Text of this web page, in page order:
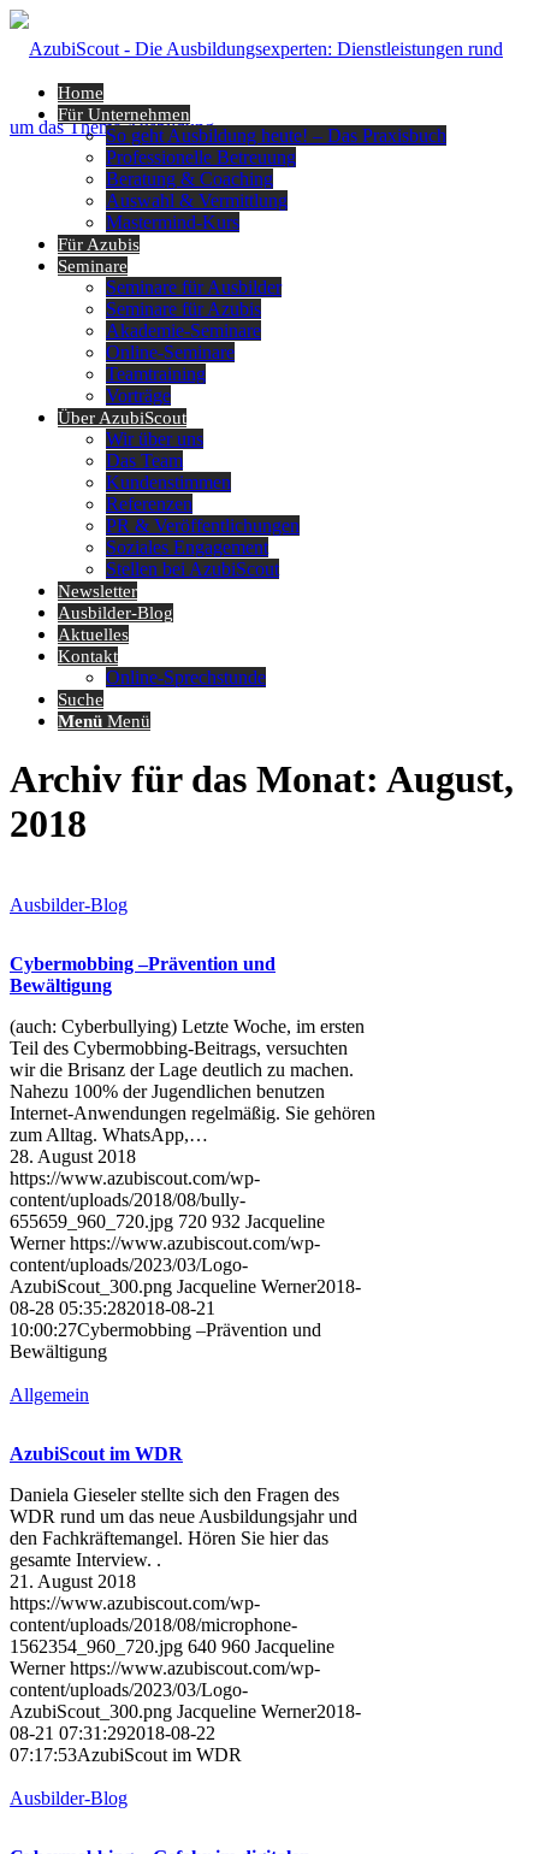
Home
Für Unternehmen
So geht Ausbildung heute! – Das Praxisbuch
Professionelle Betreuung
Beratung & Coaching
Auswahl & Vermittlung
Mastermind-Kurs
Für Azubis
Seminare
Seminare für Ausbilder
Seminare für Azubis
Akademie-Seminare
Online-Seminare
Teamtraining
Vorträge
Über AzubiScout
Wir über uns
Das Team
Kundenstimmen
Referenzen
PR & Veröffentlichungen
Soziales Engagement
Stellen bei AzubiScout
Newsletter
Ausbilder-Blog
Aktuelles
Kontakt
Online-Sprechstunde
Suche
Menü Menü
Archiv für das Monat: August,
2018
Ausbilder-Blog
Cybermobbing –Prävention und
Bewältigung
(auch: Cyberbullying) Letzte Woche, im ersten
Teil des Cybermobbing-Beitrags, versuchten
wir die Brisanz der Lage deutlich zu machen.
Nahezu 100% der Jugendlichen benutzen
Internet-Anwendungen regelmäßig. Sie gehören
zum Alltag. WhatsApp,…
28. August 2018
https://www.azubiscout.com/wp-
content/uploads/2018/08/bully-
655659_960_720.jpg 720 932 Jacqueline
Werner https://www.azubiscout.com/wp-
content/uploads/2023/03/Logo-
AzubiScout_300.png Jacqueline Werner2018-
08-28 05:35:282018-08-21
10:00:27Cybermobbing –Prävention und
Bewältigung
Allgemein
AzubiScout im WDR
Daniela Gieseler stellte sich den Fragen des
WDR rund um das neue Ausbildungsjahr und
den Fachkräftemangel. Hören Sie hier das
gesamte Interview. .
21. August 2018
https://www.azubiscout.com/wp-
content/uploads/2018/08/microphone-
1562354_960_720.jpg 640 960 Jacqueline
Werner https://www.azubiscout.com/wp-
content/uploads/2023/03/Logo-
AzubiScout_300.png Jacqueline Werner2018-
08-21 07:31:292018-08-22
07:17:53AzubiScout im WDR
Ausbilder-Blog